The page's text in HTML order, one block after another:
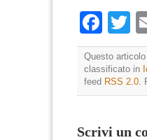
Questo
classificato in
feed RSS 2.0
Scrivi un